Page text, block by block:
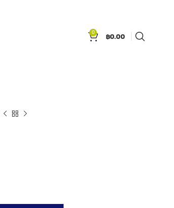
0 ฿0.00